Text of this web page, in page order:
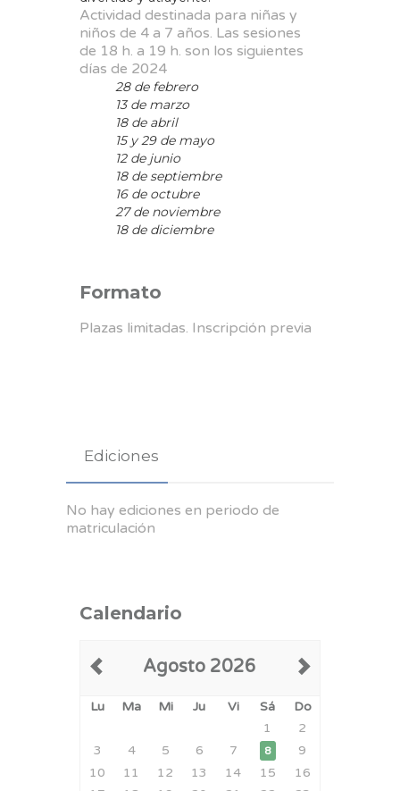
Actividad destinada para niñas y
niños de 4 a 7 años. Las sesiones
de 18 h. a 19 h. son los siguientes
días de 2024
28 de febrero
13 de marzo
18 de abril
15 y 29 de mayo
12 de junio
18 de septiembre
16 de octubre
27 de noviembre
18 de diciembre
Formato
Plazas limitadas. Inscripción previa
Ediciones
No hay ediciones en periodo de
matriculación
Calendario
Agosto 2026
Lu Ma Mi Ju Vi Sá
Do
1
2
3
4 5 6 7 8
9
10
11 12 13 14 15
16